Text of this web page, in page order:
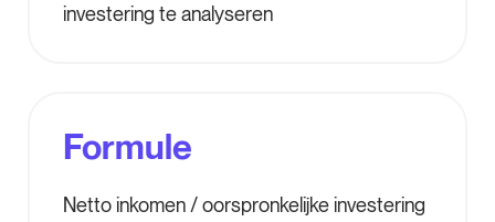
investering te analyseren
Formule
Netto inkomen / oorspronkelijke investering